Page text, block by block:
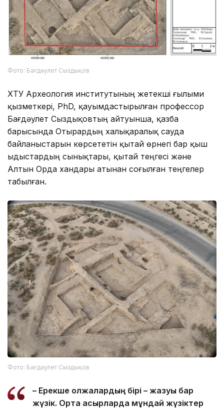
Фото: Бағдәулет Сыздықов
ХҚТУ Археология институтының жетекші ғылыми
қызметкері, PhD, қауымдастырылған профессор
Бағдәулет Сыздықовтың айтуынша, қазба
барысында Отырардың халықаралық сауда
байланыстарын көрсететін қытай өрнегі бар қыш
ыдыстардың сынықтары, қытай теңгесі және
Алтын Орда хандары атынан соғылған теңгелер
табылған.
Фото: Бағдәулет Сыздықов
– Ерекше олжалардың бірі – жазуы бар
жүзік. Орта ғасырларда мұндай жүзіктер